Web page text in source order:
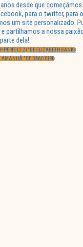
desde que
para o twitter, para
um site personalizado.
partilhamos a nossa
dela!
PERFECT 2)” DE ELIZABETH BANKS
AMANHÃ ” DE BRAD BIRD